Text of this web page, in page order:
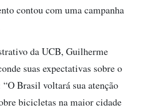
contou com uma campanha
da UCB, Guilherme
suas expectativas sobre o
Brasil voltará sua atenção
bicicletas na maior cidade